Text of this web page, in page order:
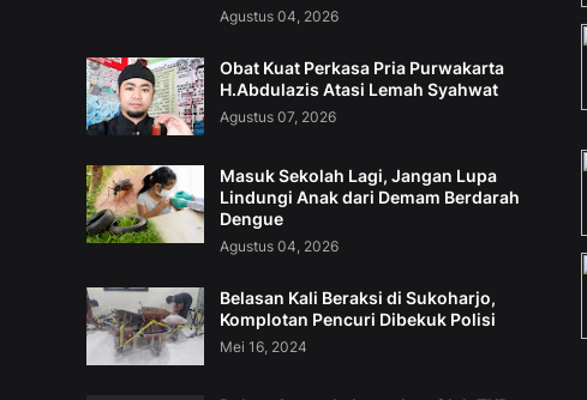
Agustus 04, 2026
Obat Kuat Perkasa Pria Purwakarta
H.Abdulazis Atasi Lemah Syahwat
Agustus 07, 2026
Masuk Sekolah Lagi, Jangan Lupa
Lindungi Anak dari Demam Berdarah
Dengue
Agustus 04, 2026
Belasan Kali Beraksi di Sukoharjo,
Komplotan Pencuri Dibekuk Polisi
Mei 16, 2024